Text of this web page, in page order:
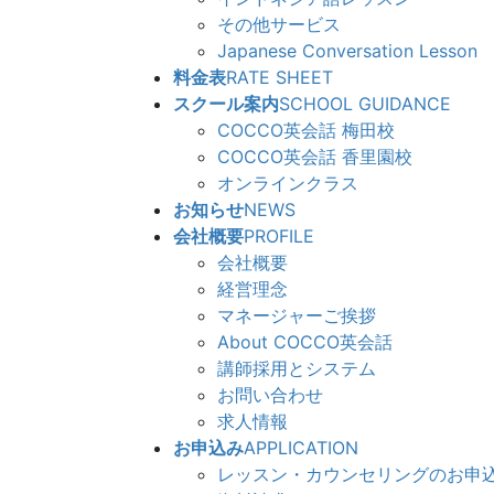
その他サービス
Japanese Conversation Lesson
料金表RATE SHEET
スクール案内SCHOOL GUIDANCE
COCCO英会話 梅田校
COCCO英会話 香里園校
オンラインクラス
お知らせNEWS
会社概要PROFILE
会社概要
経営理念
マネージャーご挨拶
About COCCO英会話
講師採用とシステム
お問い合わせ
求人情報
お申込みAPPLICATION
レッスン・カウンセリングのお申